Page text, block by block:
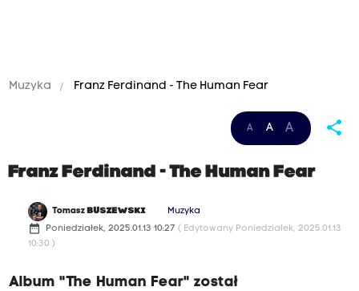
Muzyka Franz Ferdinand - The Human Fear
A A A share
Franz Ferdinand - The Human Fear
Tomasz BUSZEWSKI Muzyka
date_range Poniedziałek, 2025.01.13 10:27 ( Edytowany Poniedziałek, 2025.01.13
10:30 )
Album "The Human Fear" został